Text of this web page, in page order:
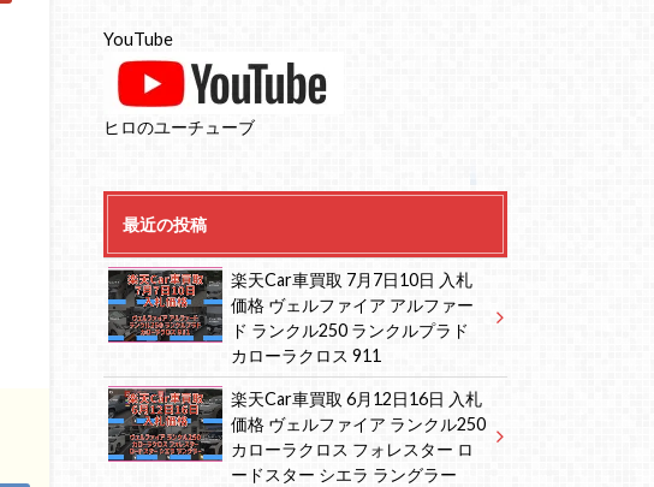
YouTube
ヒロのユーチューブ
最近の投稿
楽天Car車買取 7月7日10日 入札
価格 ヴェルファイア アルファー
ド ランクル250 ランクルプラド
カローラクロス 911
楽天Car車買取 6月12日16日 入札
価格 ヴェルファイア ランクル250
カローラクロス フォレスター ロ
ードスター シエラ ラングラー